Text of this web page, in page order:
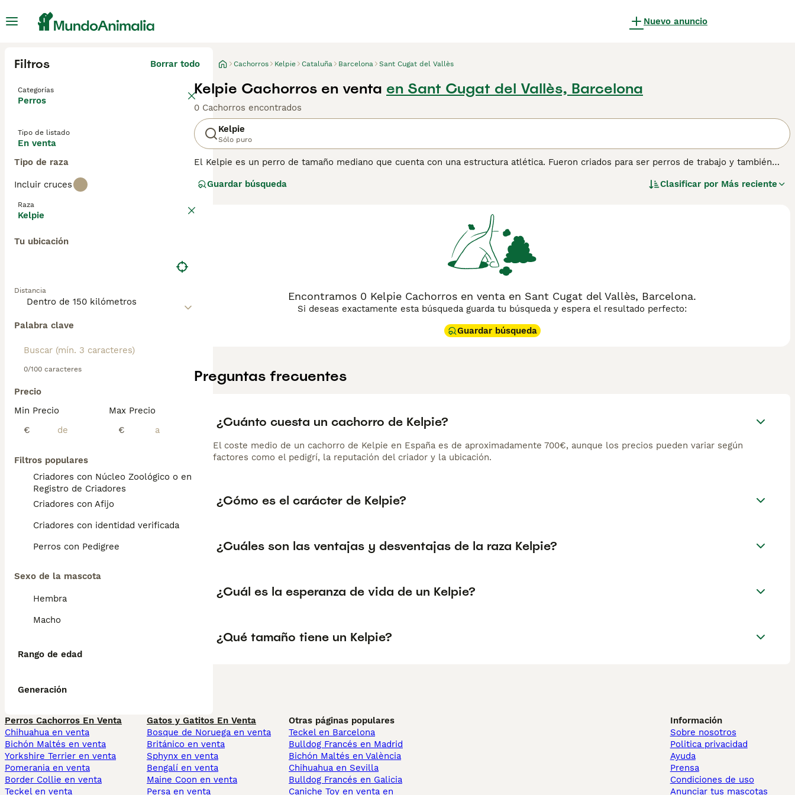
Nuevo anuncio
Filtros Borrar todo
Categorías
Perros
Tipo de listado
En venta
Tipo de raza
Incluir cruces
Raza
Kelpie
Tu ubicación
Distancia
Palabra clave
0/100 caracteres
Precio
Min Precio
€
Max Precio
€
Filtros populares
Criadores con Núcleo Zoológico o en el
Registro de Criadores
Criadores con Afijo
Criadores con identidad verificada
Perros con Pedigree
Sexo de la mascota
Hembra
Macho
Rango de edad
Generación
Cachorros Kelpie Cataluña Barcelona Sant Cugat del Vallès
Kelpie Cachorros en venta en Sant Cugat del Vallès, Barcelona
0 Cachorros encontrados
Kelpie
Sólo puro
El Kelpie es un perro de tamaño mediano que cuenta con una estructura atlética. Fueron criados para ser perros de trabajo y también
inteligentes y pueden aprender mucho de su alrededor. Lee nuestra página de consejos de compra de Kelpie para obtener información
Guardar búsqueda Clasificar por Más reciente
Encontramos 0 Kelpie Cachorros en venta en Sant Cugat del Vallès, Barcelona.
Si deseas exactamente esta búsqueda guarda tu búsqueda y espera el resultado perfecto:
Guardar búsqueda
Preguntas frecuentes
¿Cuánto cuesta un cachorro de Kelpie?
El coste medio de un cachorro de Kelpie en España es de aproximadamente 700€, aunque los precios pueden variar según
factores como el pedigrí, la reputación del criador y la ubicación.
¿Cómo es el carácter de Kelpie?
¿Cuáles son las ventajas y desventajas de la raza Kelpie?
¿Cuál es la esperanza de vida de un Kelpie?
¿Qué tamaño tiene un Kelpie?
Perros Cachorros En Venta
Chihuahua en venta
Bichón Maltés en venta
Yorkshire Terrier en venta
Pomerania en venta
Border Collie en venta
Teckel en venta
Gatos y Gatitos En Venta
Bosque de Noruega en venta
Británico en venta
Sphynx en venta
Bengalí en venta
Maine Coon en venta
Persa en venta
Otras páginas populares
Teckel en Barcelona
Bulldog Francés en Madrid
Bichón Maltés en València
Chihuahua en Sevilla
Bulldog Francés en Galicia
Caniche Toy en venta en
Información
Sobre nosotros
Politica privacidad
Ayuda
Prensa
Condiciones de uso
Anunciar tus mascotas